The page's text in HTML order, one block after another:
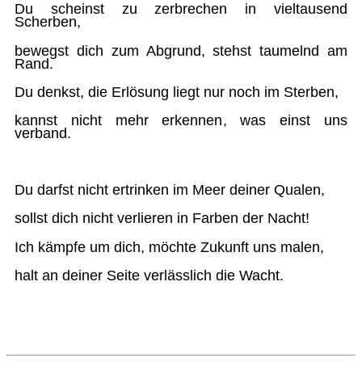
Du scheinst zu zerbrechen in vieltausend
Scherben,
bewegst dich zum Abgrund, stehst taumelnd am
Rand.
Du denkst, die Erlösung liegt nur noch im Sterben,
kannst nicht mehr erkennen, was einst uns
verband.
Du darfst nicht ertrinken im Meer deiner Qualen,
sollst dich nicht verlieren in Farben der Nacht!
Ich kämpfe um dich, möchte Zukunft uns malen,
halt an deiner Seite verlässlich die Wacht.